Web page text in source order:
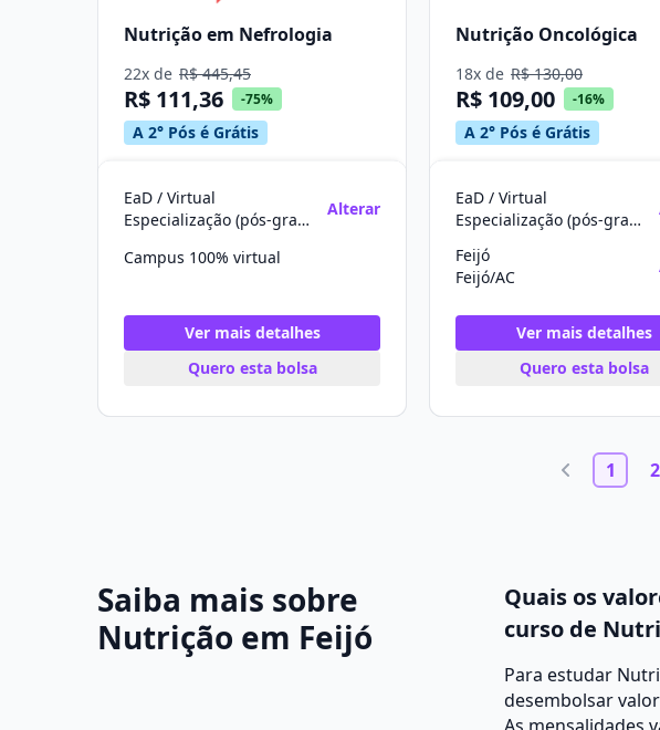
Nutrição em Nefrologia
22x de R$ 445,45
R$ 111,36 -75%
A 2° Pós é Grátis
EaD / Virtual
Especialização (pós-graduação)
Alterar
Campus 100% virtual
Ver mais detalhes
Quero esta bolsa
Nutrição Oncológica
18x de R$ 130,00
R$ 109,00 -16%
A 2° Pós é Grátis
EaD / Virtual
Especialização (pós-graduação)
Feijó
Feijó/AC
Ver mais detalhes
Quero esta bolsa
1 2
Saiba mais sobre
Nutrição em Feijó
Quais os
curso de
Para estudar
desembolsar